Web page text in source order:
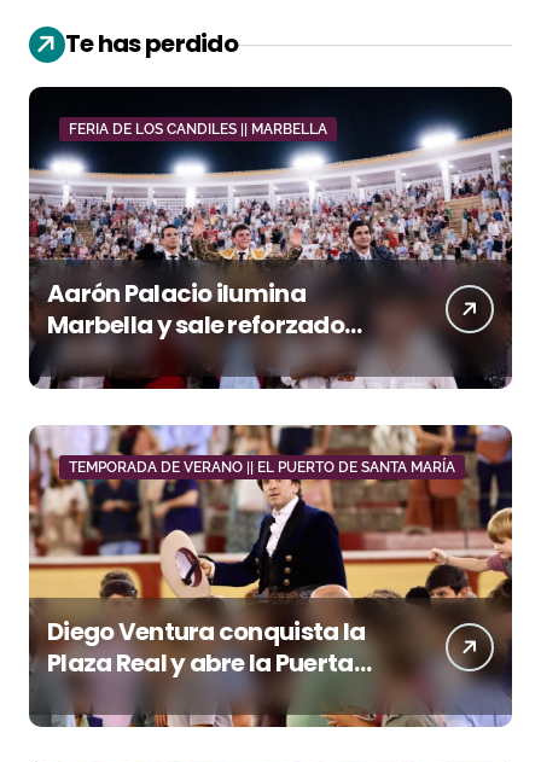
Te has perdido
FERIA DE LOS CANDILES || MARBELLA
Aarón Palacio ilumina
Marbella y sale reforzado
junto a Manzanares y
Morante
TEMPORADA DE VERANO || EL PUERTO DE SANTA MARÍA
Diego Ventura conquista la
Plaza Real y abre la Puerta
Grande en El Puerto